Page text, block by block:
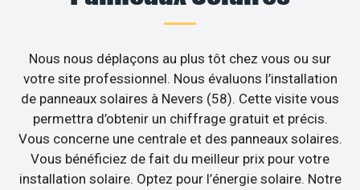
Nous nous déplaçons au plus tôt chez vous ou sur
votre site professionnel. Nous évaluons l’installation
de panneaux solaires à Nevers (58). Cette visite vous
permettra d’obtenir un chiffrage gratuit et précis.
Vous concerne une centrale et des panneaux solaires.
Vous bénéficiez de fait du meilleur prix pour votre
installation solaire. Optez pour l’énergie solaire. Notre